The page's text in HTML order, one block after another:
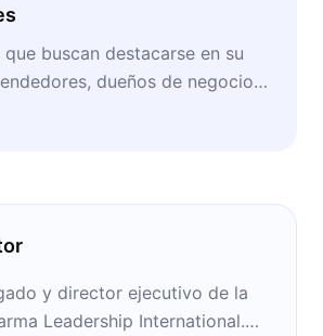
buscan destacarse en su
dueños de negocios,
estudiantes y académicos,
y director ejecutivo de la
Leadership International.